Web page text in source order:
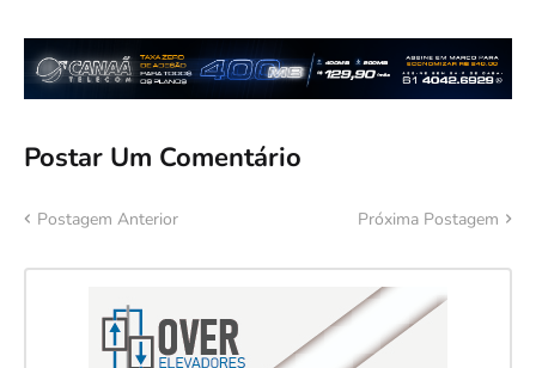
Postar Um Comentário
Postagem Anterior Próxima Postagem